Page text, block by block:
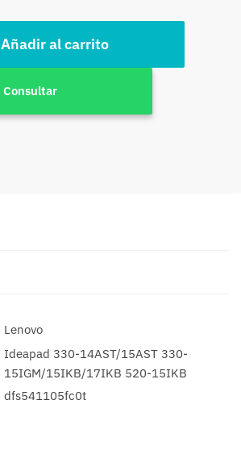
Añadir al carrito
Consultar
Lenovo
Ideapad 330-14AST/15AST 330-
15IGM/15IKB/17IKB 520-15IKB
dfs541105fc0t